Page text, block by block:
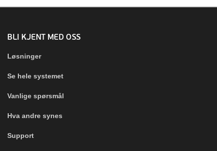
BLI KJENT MED OSS
Løsninger
Se hele systemet
Vanlige spørsmål
Hva andre synes
Support